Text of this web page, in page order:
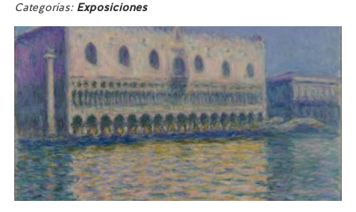
Categorías: Exposiciones